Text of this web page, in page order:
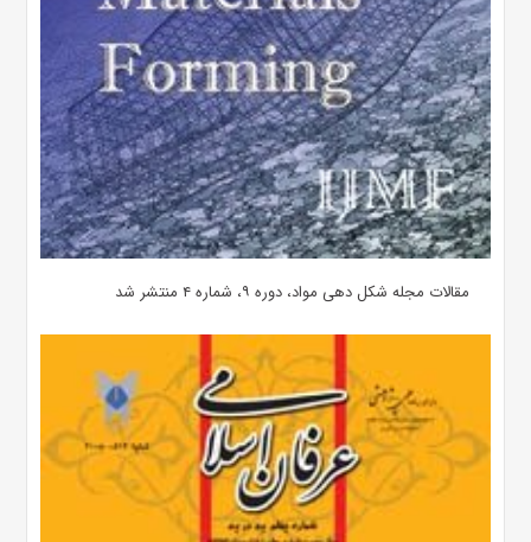
مقالات مجله شکل دهی مواد، دوره ۹، شماره ۴ منتشر شد